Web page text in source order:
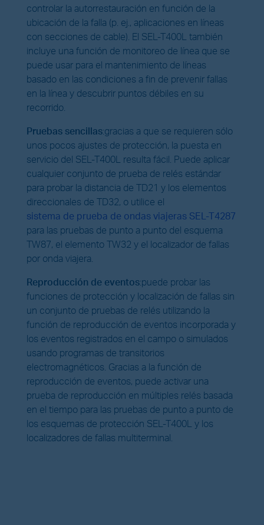
controlar la autorrestauración en función de la
ubicación de la falla (p. ej., aplicaciones en líneas
con secciones de cable). El SEL-T400L también
incluye una función de monitoreo de línea que se
puede usar para el mantenimiento de líneas
basado en las condiciones a fin de prevenir fallas
en la línea y descubrir puntos débiles en su
recorrido.
Pruebas sencillas:gracias a que se requieren sólo
unos pocos ajustes de protección, la puesta en
servicio del SEL-T400L resulta fácil. Puede aplicar
cualquier conjunto de prueba de relés estándar
para probar la distancia de TD21 y los elementos
direccionales de TD32, o utilice el
sistema de prueba de ondas viajeras SEL-T4287
para las pruebas de punto a punto del esquema
TW87, el elemento TW32 y el localizador de fallas
por onda viajera.
Reproducción de eventos:puede probar las
funciones de protección y localización de fallas sin
un conjunto de pruebas de relés utilizando la
función de reproducción de eventos incorporada y
los eventos registrados en el campo o simulados
usando programas de transitorios
electromagnéticos. Gracias a la función de
reproducción de eventos, puede activar una
prueba de reproducción en múltiples relés basada
en el tiempo para las pruebas de punto a punto de
los esquemas de protección SEL-T400L y los
localizadores de fallas multiterminal.